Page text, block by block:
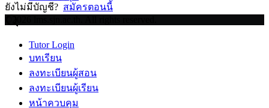
Tutor Login
บทเรียน
ลงทะเบียนผู้สอน
ลงทะเบียนผู้เรียน
หน้าควบคุม
ยังไม่มีบัญชี? สมัครตอนนี้